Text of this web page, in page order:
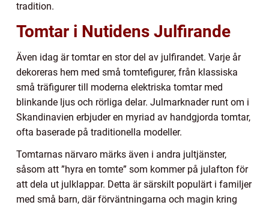
tradition.
Tomtar i Nutidens Julfirande
Även idag är tomtar en stor del av julfirandet. Varje år
dekoreras hem med små tomtefigurer, från klassiska
små träfigurer till moderna elektriska tomtar med
blinkande ljus och rörliga delar. Julmarknader runt om i
Skandinavien erbjuder en myriad av handgjorda tomtar,
ofta baserade på traditionella modeller.
Tomtarnas närvaro märks även i andra jultjänster,
såsom att ”hyra en tomte” som kommer på julafton för
att dela ut julklappar. Detta är särskilt populärt i familjer
med små barn, där förväntningarna och magin kring